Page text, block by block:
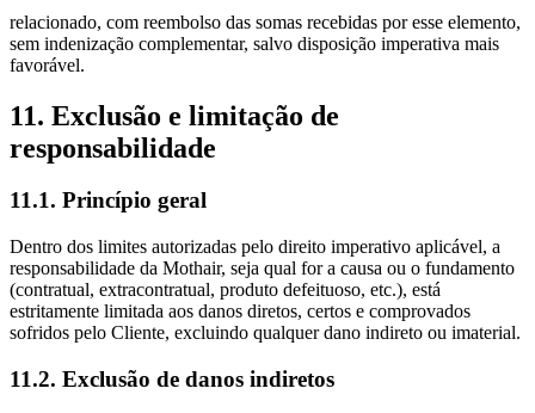
relacionado, com reembolso das somas recebidas por esse elemento,
sem indenização complementar, salvo disposição imperativa mais
favorável.
11. Exclusão e limitação de
responsabilidade
11.1. Princípio geral
Dentro dos limites autorizadas pelo direito imperativo aplicável, a
responsabilidade da Mothair, seja qual for a causa ou o fundamento
(contratual, extracontratual, produto defeituoso, etc.), está
estritamente limitada aos danos diretos, certos e comprovados
sofridos pelo Cliente, excluindo qualquer dano indireto ou imaterial.
11.2. Exclusão de danos indiretos